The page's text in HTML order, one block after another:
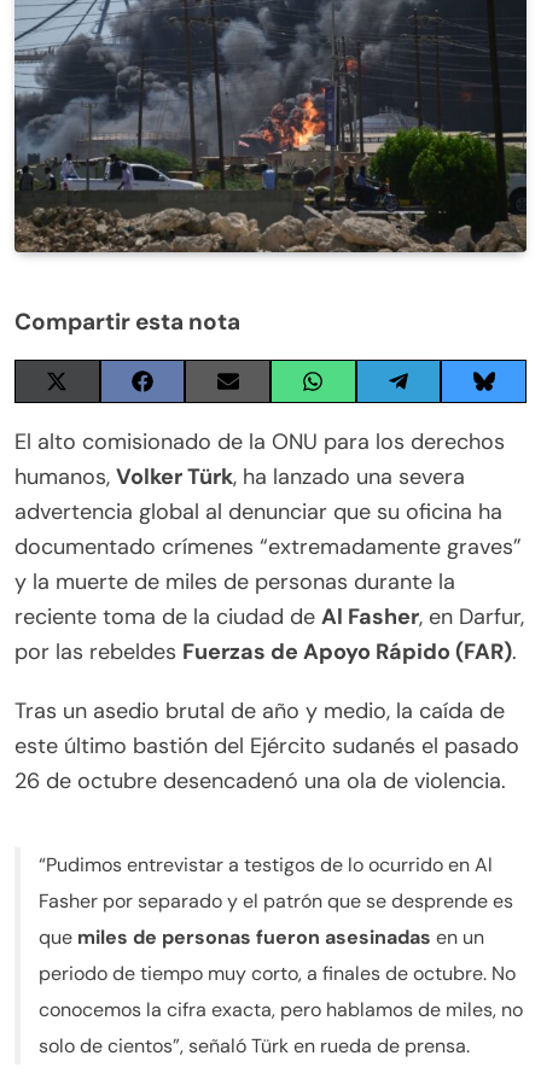
Compartir esta nota
Share
on
X
(Twitter)
Share
on
Facebook
Share
on
Email
Share
on
WhatsApp
Share
on
Telegram
Share
on
El alto comisionado de la ONU para los derechos
humanos, Volker Türk, ha lanzado una severa
advertencia global al denunciar que su oficina ha
documentado crímenes “extremadamente graves”
y la muerte de miles de personas durante la
reciente toma de la ciudad de Al Fasher, en Darfur,
por las rebeldes Fuerzas de Apoyo Rápido (FAR).
Tras un asedio brutal de año y medio, la caída de
este último bastión del Ejército sudanés el pasado
26 de octubre desencadenó una ola de violencia.
“Pudimos entrevistar a testigos de lo ocurrido en Al
Fasher por separado y el patrón que se desprende es
que miles de personas fueron asesinadas en un
periodo de tiempo muy corto, a finales de octubre. No
conocemos la cifra exacta, pero hablamos de miles, no
solo de cientos”, señaló Türk en rueda de prensa.